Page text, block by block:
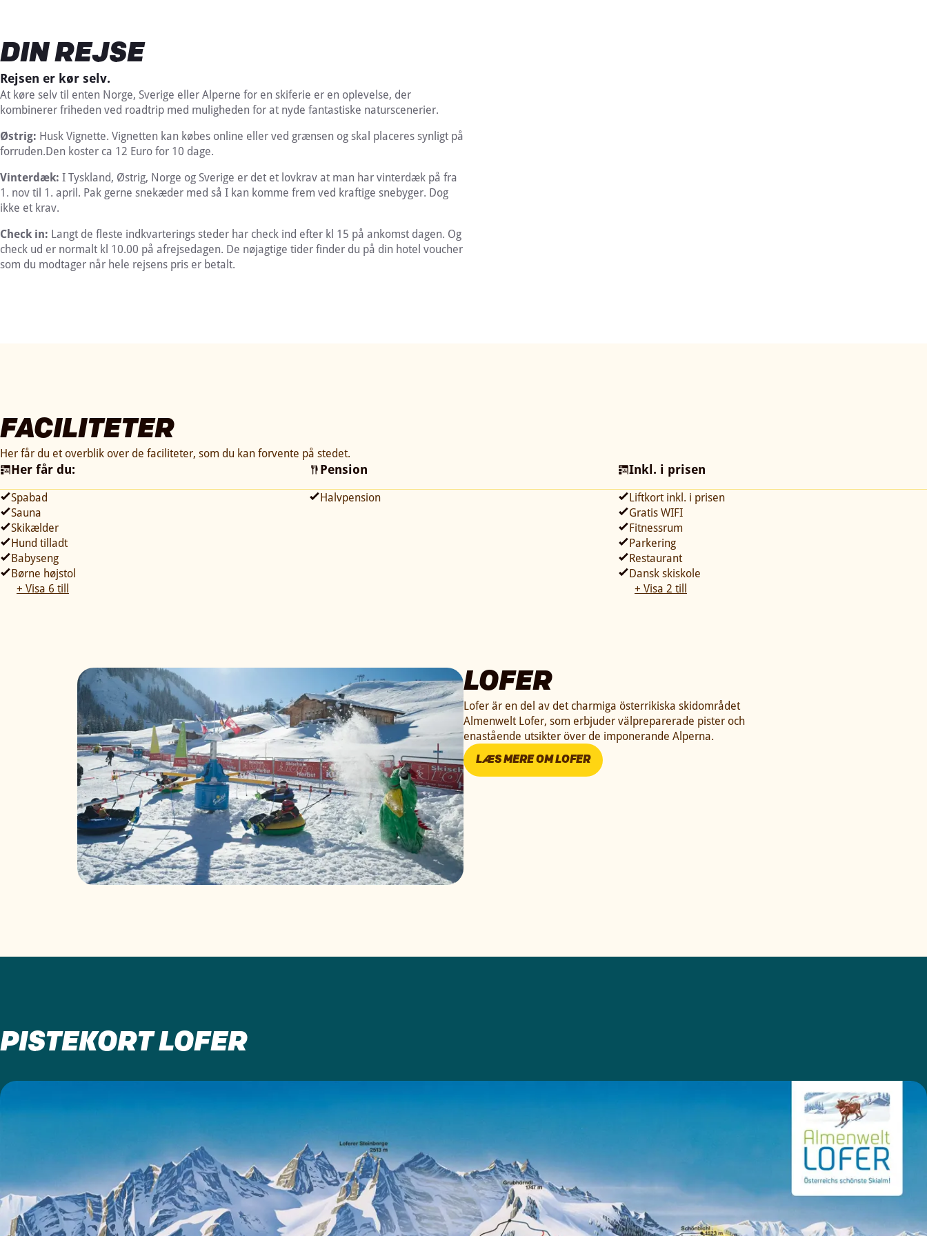
DIN REJSE
Rejsen er kør selv.
At køre selv til enten Norge, Sverige eller Alperne for en skiferie er en oplevelse, der
kombinerer friheden ved roadtrip med muligheden for at nyde fantastiske naturscenerier.
Østrig: Husk Vignette. Vignetten kan købes online eller ved grænsen og skal placeres synligt på
forruden.Den koster ca 12 Euro for 10 dage.
Vinterdæk: I Tyskland, Østrig, Norge og Sverige er det et lovkrav at man har vinterdæk på fra
1. nov til 1. april. Pak gerne snekæder med så I kan komme frem ved kraftige snebyger. Dog
ikke et krav.
Check in: Langt de fleste indkvarterings steder har check ind efter kl 15 på ankomst dagen. Og
check ud er normalt kl 10.00 på afrejsedagen. De nøjagtige tider finder du på din hotel voucher
som du modtager når hele rejsens pris er betalt.
FACILITETER
Her får du et overblik over de faciliteter, som du kan forvente på stedet.
Her får du:
Spabad
Sauna
Skikælder
Hund tilladt
Babyseng
Børne højstol
+ Visa 6 till
Pension
Halvpension
Inkl. i prisen
Liftkort inkl. i prisen
Gratis WIFI
Fitnessrum
Parkering
Restaurant
Dansk skiskole
+ Visa 2 till
LOFER
Lofer är en del av det charmiga österrikiska skidområdet
Almenwelt Lofer, som erbjuder välpreparerade pister och
enastående utsikter över de imponerande Alperna.
LÆS MERE OM LOFER
PISTEKORT LOFER